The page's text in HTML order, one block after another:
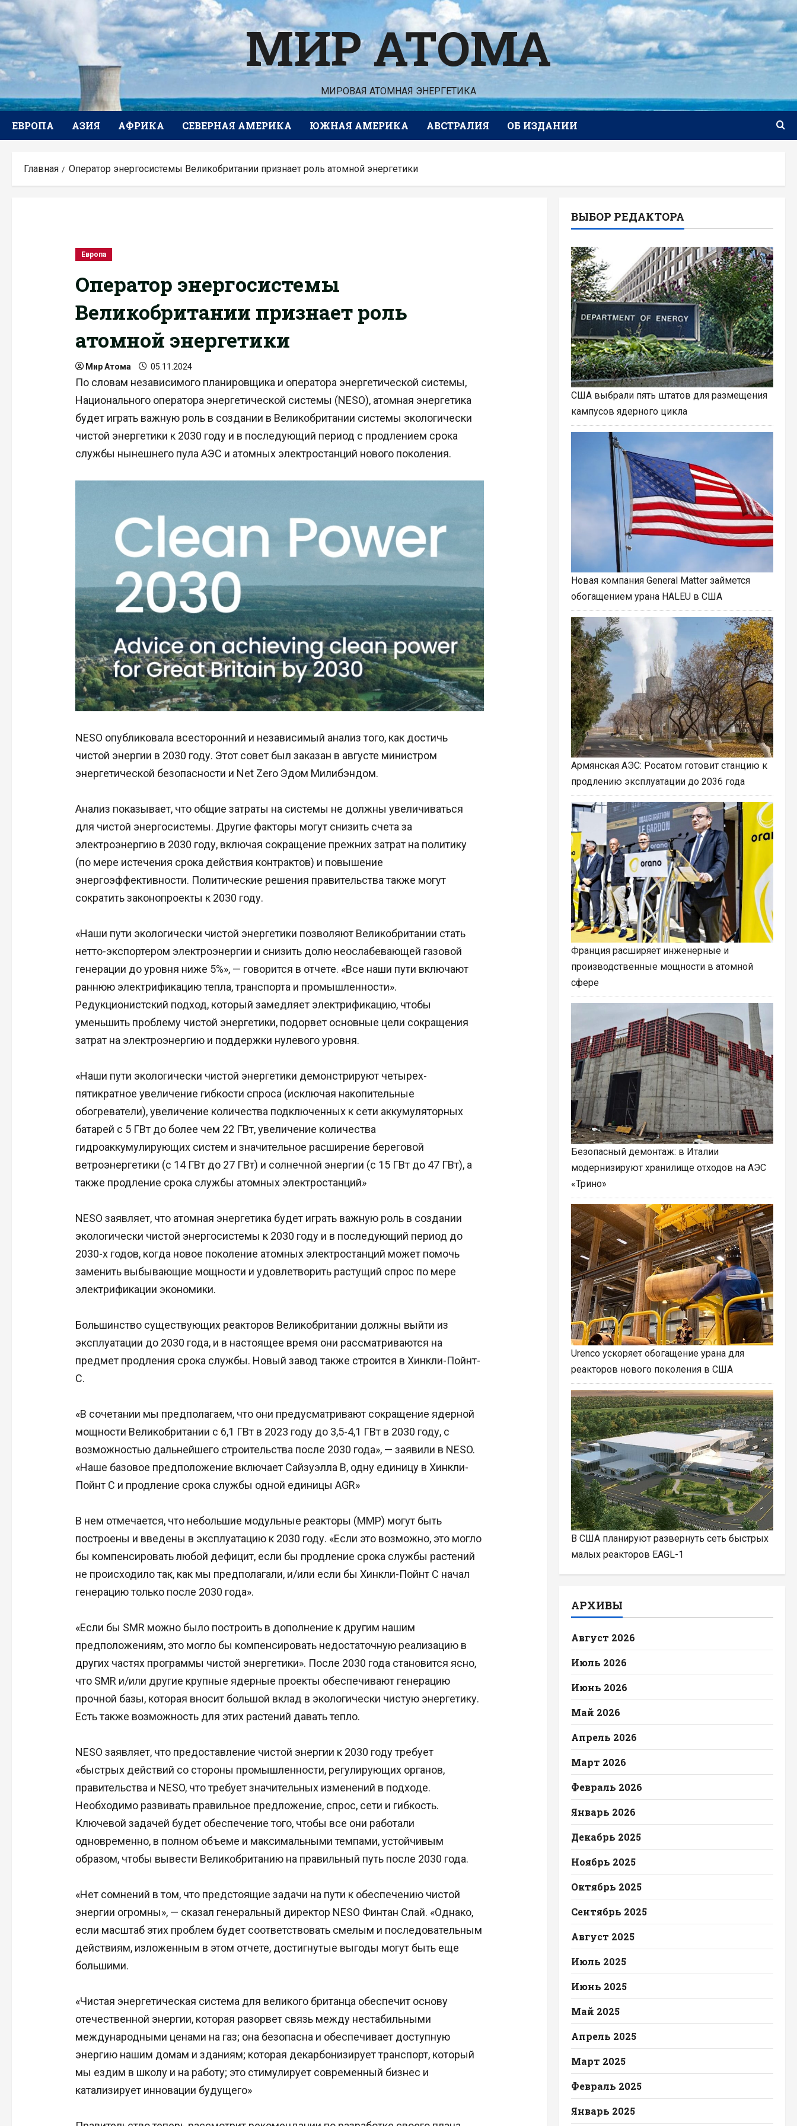
Перейти
к
содержимому
МИР АТОМА
МИРОВАЯ АТОМНАЯ ЭНЕРГЕТИКА
ЕВРОПА АЗИЯ АФРИКА СЕВЕРНАЯ АМЕРИКА ЮЖНАЯ АМЕРИКА АВСТРАЛИЯ ОБ ИЗДАНИИ
Главная Оператор энергосистемы Великобритании признает роль атомной энергетики
Европа
Оператор энергосистемы
Великобритании признает роль
атомной энергетики
Мир Атома 05.11.2024
По словам независимого планировщика и оператора энергетической системы,
Национального оператора энергетической системы (NESO), атомная энергетика
будет играть важную роль в создании в Великобритании системы экологически
чистой энергетики к 2030 году и в последующий период с продлением срока
службы нынешнего пула АЭС и атомных электростанций нового поколения.
NESO опубликовала всесторонний и независимый анализ того, как достичь
чистой энергии в 2030 году. Этот совет был заказан в августе министром
энергетической безопасности и Net Zero Эдом Милибэндом.
Анализ показывает, что общие затраты на системы не должны увеличиваться
для чистой энергосистемы. Другие факторы могут снизить счета за
электроэнергию в 2030 году, включая сокращение прежних затрат на политику
(по мере истечения срока действия контрактов) и повышение
энергоэффективности. Политические решения правительства также могут
сократить законопроекты к 2030 году.
«Наши пути экологически чистой энергетики позволяют Великобритании стать
нетто-экспортером электроэнергии и снизить долю неослабевающей газовой
генерации до уровня ниже 5%», — говорится в отчете. «Все наши пути включают
раннюю электрификацию тепла, транспорта и промышленности».
Редукционистский подход, который замедляет электрификацию, чтобы
уменьшить проблему чистой энергетики, подорвет основные цели сокращения
затрат на электроэнергию и поддержки нулевого уровня.
«Наши пути экологически чистой энергетики демонстрируют четырех-
пятикратное увеличение гибкости спроса (исключая накопительные
обогреватели), увеличение количества подключенных к сети аккумуляторных
батарей с 5 ГВт до более чем 22 ГВт, увеличение количества
гидроаккумулирующих систем и значительное расширение береговой
ветроэнергетики (с 14 ГВт до 27 ГВт) и солнечной энергии (с 15 ГВт до 47 ГВт), а
также продление срока службы атомных электростанций»
NESO заявляет, что атомная энергетика будет играть важную роль в создании
экологически чистой энергосистемы к 2030 году и в последующий период до
2030-х годов, когда новое поколение атомных электростанций может помочь
заменить выбывающие мощности и удовлетворить растущий спрос по мере
электрификации экономики.
Большинство существующих реакторов Великобритании должны выйти из
эксплуатации до 2030 года, и в настоящее время они рассматриваются на
предмет продления срока службы. Новый завод также строится в Хинкли-Пойнт-
С.
«В сочетании мы предполагаем, что они предусматривают сокращение ядерной
мощности Великобритании с 6,1 ГВт в 2023 году до 3,5-4,1 ГВт в 2030 году, с
возможностью дальнейшего строительства после 2030 года», — заявили в NESO.
«Наше базовое предположение включает Сайзуэлла B, одну единицу в Хинкли-
Пойнт C и продление срока службы одной единицы AGR»
В нем отмечается, что небольшие модульные реакторы (ММР) могут быть
построены и введены в эксплуатацию к 2030 году. «Если это возможно, это могло
бы компенсировать любой дефицит, если бы продление срока службы растений
не происходило так, как мы предполагали, и/или если бы Хинкли-Пойнт C начал
генерацию только после 2030 года».
«Если бы SMR можно было построить в дополнение к другим нашим
предположениям, это могло бы компенсировать недостаточную реализацию в
других частях программы чистой энергетики». После 2030 года становится ясно,
что SMR и/или другие крупные ядерные проекты обеспечивают генерацию
прочной базы, которая вносит большой вклад в экологически чистую энергетику.
Есть также возможность для этих растений давать тепло.
NESO заявляет, что предоставление чистой энергии к 2030 году требует
«быстрых действий со стороны промышленности, регулирующих органов,
правительства и NESO, что требует значительных изменений в подходе.
Необходимо развивать правильное предложение, спрос, сети и гибкость.
Ключевой задачей будет обеспечение того, чтобы все они работали
одновременно, в полном объеме и максимальными темпами, устойчивым
образом, чтобы вывести Великобританию на правильный путь после 2030 года.
«Нет сомнений в том, что предстоящие задачи на пути к обеспечению чистой
энергии огромны», — сказал генеральный директор NESO Финтан Слай. «Однако,
если масштаб этих проблем будет соответствовать смелым и последовательным
действиям, изложенным в этом отчете, достигнутые выгоды могут быть еще
большими.
«Чистая энергетическая система для великого британца обеспечит основу
отечественной энергии, которая разорвет связь между нестабильными
международными ценами на газ; она безопасна и обеспечивает доступную
энергию нашим домам и зданиям; которая декарбонизирует транспорт, который
мы ездим в школу и на работу; это стимулирует современный бизнес и
катализирует инновации будущего»
ВЫБОР РЕДАКТОРА
США выбрали пять штатов для размещения
кампусов ядерного цикла
Новая компания General Matter займется
обогащением урана HALEU в США
Армянская АЭС: Росатом готовит станцию к
продлению эксплуатации до 2036 года
Франция расширяет инженерные и
производственные мощности в атомной
сфере
Безопасный демонтаж: в Италии
модернизируют хранилище отходов на АЭС
«Трино»
Urenco ускоряет обогащение урана для
реакторов нового поколения в США
В США планируют развернуть сеть быстрых
малых реакторов EAGL-1
АРХИВЫ
Август 2026
Июль 2026
Июнь 2026
Май 2026
Апрель 2026
Март 2026
Февраль 2026
Январь 2026
Декабрь 2025
Ноябрь 2025
Октябрь 2025
Сентябрь 2025
Август 2025
Июль 2025
Июнь 2025
Май 2025
Апрель 2025
Март 2025
Февраль 2025
Январь 2025